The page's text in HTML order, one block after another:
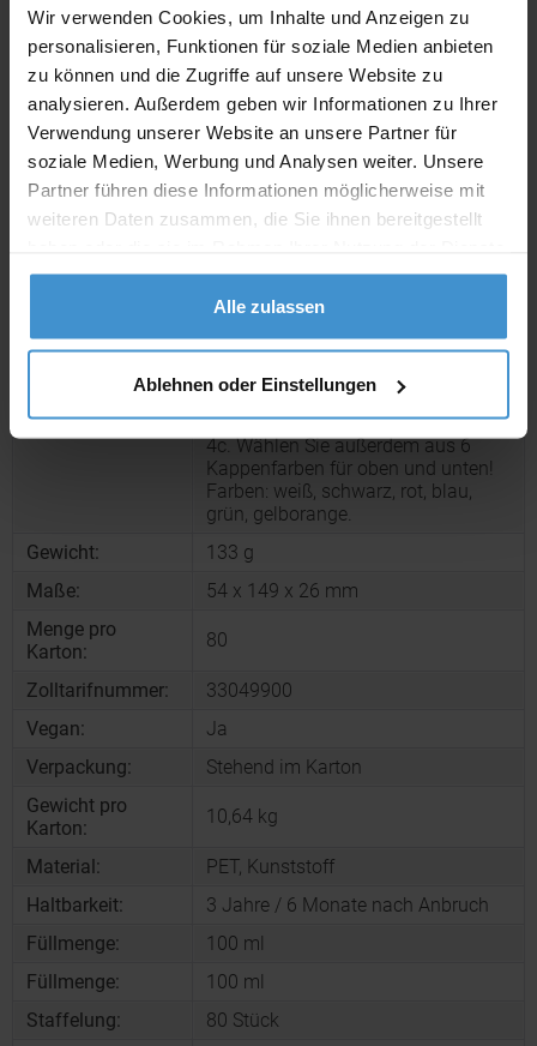
Wir verwenden Cookies, um Inhalte und Anzeigen zu
personalisieren, Funktionen für soziale Medien anbieten
zu können und die Zugriffe auf unsere Website zu
analysieren. Außerdem geben wir Informationen zu Ihrer
Verwendung unserer Website an unsere Partner für
soziale Medien, Werbung und Analysen weiter. Unsere
Partner führen diese Informationen möglicherweise mit
weiteren Daten zusammen, die Sie ihnen bereitgestellt
gesammelt haben.
Alle zulassen
Ablehnen oder Einstellungen
Beschreibung:
entzündungshemmenden
Substanzen • Mit ätherischen Ölen •
wirkt wohltuend kühlend und
beruhigend durch Aloe Vera Im
DuoPack ideal kombiniert mit
alkoholischem Handreinigungsgel -
dem perfekten Helfer beim Outdoor-
Spaß: • Einfache Anwendung, klasse
Wirkung • Handreinigung ohne
Wasser • Frische, gepflegte Hände
mit dem Ergebnis "Sehr gut
Hergestellt in Deutschland.
Dekoration Body Label (PP weiß):
Hochglänzendes Etikett auf Vorder-
und Rückseite des DuoPack, Druck:
4c. Wählen Sie außerdem aus 6
Kappenfarben für oben und unten!
Farben: weiß, schwarz, rot, blau,
grün, gelborange.
Gewicht:
133 g
Maße:
54 x 149 x 26 mm
Menge pro
Karton:
80
Zolltarifnummer:
33049900
Vegan:
Ja
Verpackung:
Stehend im Karton
Gewicht pro
Karton:
10,64 kg
Material:
PET, Kunststoff
Haltbarkeit:
3 Jahre / 6 Monate nach Anbruch
Füllmenge:
100 ml
Füllmenge:
100 ml
Staffelung:
80 Stück